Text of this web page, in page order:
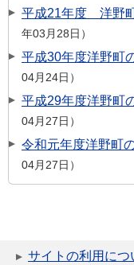
平成21年度 洋野
年03月28日
平成30年度洋野町
04月24日
平成29年度洋野町
04月27日
令和元年度洋野町
04月27日
サイトの利用につ